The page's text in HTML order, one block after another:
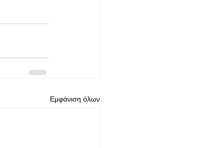
Εμφάνιση όλων